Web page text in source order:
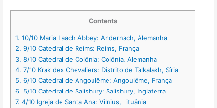
Contents
1. 10/10 Maria Laach Abbey: Andernach, Alemanha
2. 9/10 Catedral de Reims: Reims, França
3. 8/10 Catedral de Colônia: Colônia, Alemanha
4. 7/10 Krak des Chevaliers: Distrito de Talkalakh, Síria
5. 6/10 Catedral de Angoulême: Angoulême, França
6. 5/10 Catedral de Salisbury: Salisbury, Inglaterra
7. 4/10 Igreja de Santa Ana: Vilnius, Lituânia